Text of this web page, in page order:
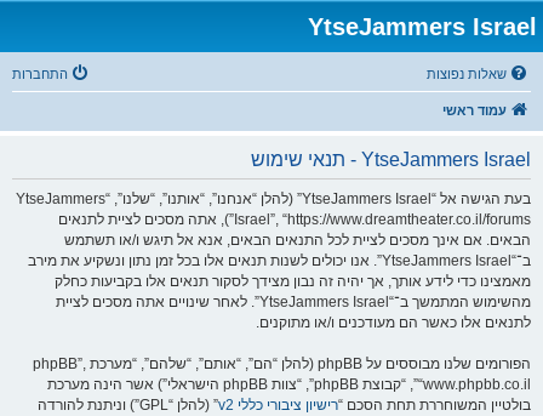
YtseJammers Israel
שאלות נפוצות התחברות
עמוד ראשי
YtseJammers Israel - תנאי שימוש
בעת הגישה אל “YtseJammers Israel” (להלן “אנחנו”, “אותנו”, “שלנו”, “YtseJammers
Israel”, “https://www.dreamtheater.co.il/forums”), אתה מסכים לציית לתנאים
הבאים. אם אינך מסכים לציית לכל התנאים הבאים, אנא אל תיגש ו/או תשתמש
ב־“YtseJammers Israel”. אנו יכולים לשנות תנאים אלו בכל זמן נתון ונשקיע את מירב
מאמצינו כדי לידע אותך, אך יהיה זה נבון מצידך לסקור תנאים אלו בקביעות כחלק
מהשימוש המתמשך ב־“YtseJammers Israel”. לאחר שינויים אתה מסכים לציית
לתנאים אלו כאשר הם מעודכנים ו/או מתוקנים.
הפורומים שלנו מבוססים על phpBB (להלן “הם”, “אותם”, “שלהם”, “מערכת phpBB”,
“www.phpbb.co.il”, “קבוצת phpBB”, “צוות phpBB הישראלי”) אשר הינה מערכת
בולטיין המשוחררת תחת הסכם “רישיון ציבורי כללי v2
” (להלן “GPL”) וניתנת להורדה